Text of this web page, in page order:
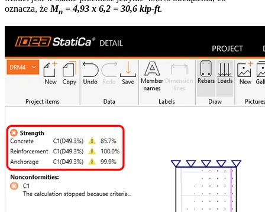
oznacza, że Mn = 4,93 x 6,2 = 30,6 kip-ft.